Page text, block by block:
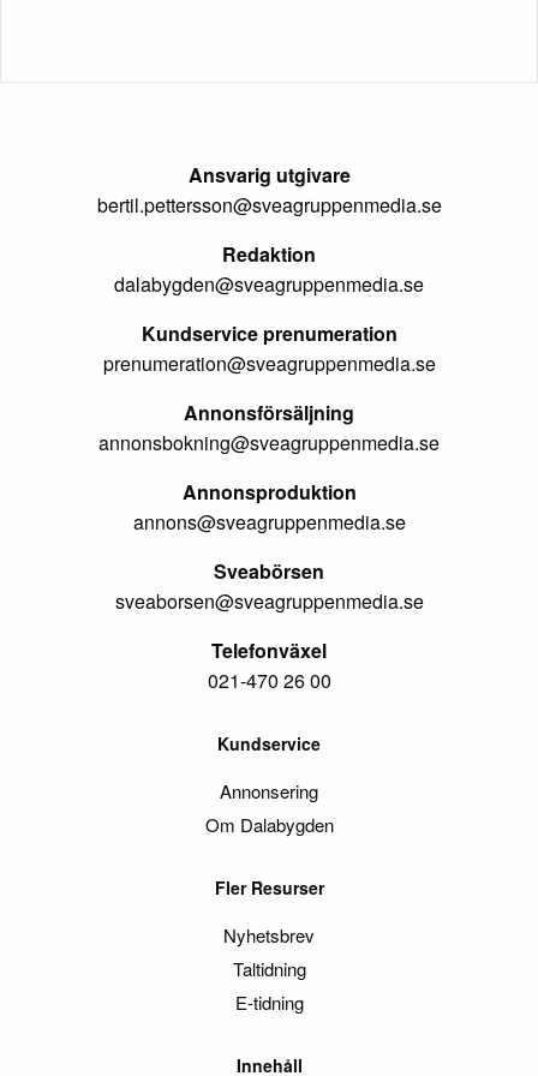
Ansvarig utgivare
bertil.pettersson@sveagruppenmedia.se
Redaktion
dalabygden@sveagruppenmedia.se
Kundservice prenumeration
prenumeration@sveagruppenmedia.se
Annonsförsäljning
annonsbokning@sveagruppenmedia.se
Annonsproduktion
annons@sveagruppenmedia.se
Sveabörsen
sveaborsen@sveagruppenmedia.se
Telefonväxel
021-470 26 00
Kundservice
Annonsering
Om Dalabygden
Fler Resurser
Nyhetsbrev
Taltidning
E-tidning
Innehåll